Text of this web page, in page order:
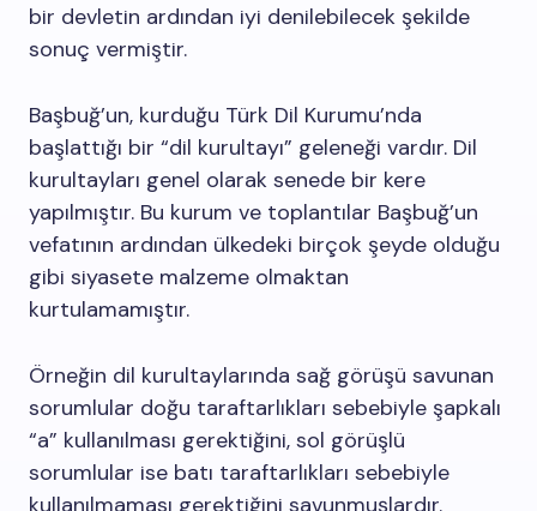
bir devletin ardından iyi denilebilecek şekilde
sonuç vermiştir.
Başbuğ’un, kurduğu Türk Dil Kurumu’nda
başlattığı bir “dil kurultayı” geleneği vardır. Dil
kurultayları genel olarak senede bir kere
yapılmıştır. Bu kurum ve toplantılar Başbuğ’un
vefatının ardından ülkedeki birçok şeyde olduğu
gibi siyasete malzeme olmaktan
kurtulamamıştır.
Örneğin dil kurultaylarında sağ görüşü savunan
sorumlular doğu taraftarlıkları sebebiyle şapkalı
“a” kullanılması gerektiğini, sol görüşlü
sorumlular ise batı taraftarlıkları sebebiyle
kullanılmaması gerektiğini savunmuşlardır.